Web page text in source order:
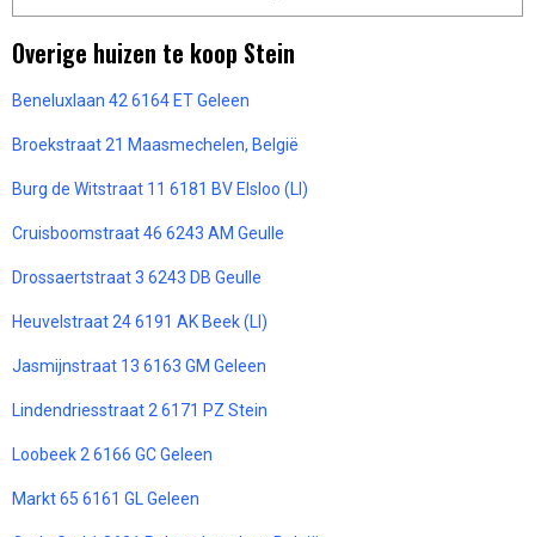
Overige huizen te koop Stein
Beneluxlaan 42 6164 ET Geleen
Broekstraat 21 Maasmechelen, België
Burg de Witstraat 11 6181 BV Elsloo (LI)
Cruisboomstraat 46 6243 AM Geulle
Drossaertstraat 3 6243 DB Geulle
Heuvelstraat 24 6191 AK Beek (LI)
Jasmijnstraat 13 6163 GM Geleen
Lindendriesstraat 2 6171 PZ Stein
Loobeek 2 6166 GC Geleen
Markt 65 6161 GL Geleen